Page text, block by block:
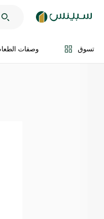
تسوق وصفات
اضف الى السلة